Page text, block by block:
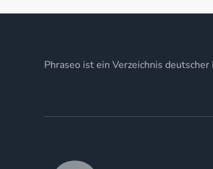
Phraseo ist ein Verzeichnis